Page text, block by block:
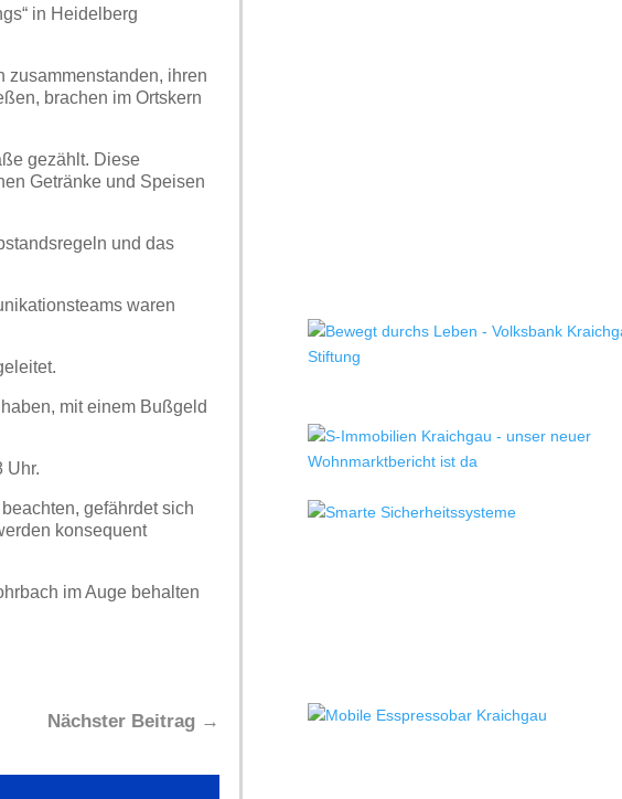
in Heidelberg
zusammenstanden, ihren
brachen im Ortskern
gezählt. Diese
Getränke und Speisen
und das
waren
mit einem Bußgeld
Uhr.
gefährdet sich
konsequent
im Auge behalten
Nächster Beitrag→